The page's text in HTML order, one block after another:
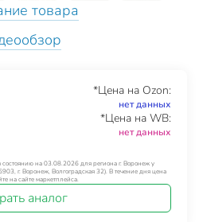
товара
*Цена на Ozon:
нет данных
*Цена на WB:
нет данных
на 03.08.2026 для региона г. Воронеж у
г. Воронеж, Волгоградская 32). В течение дня цена
на сайте маркетплейса.
аналог